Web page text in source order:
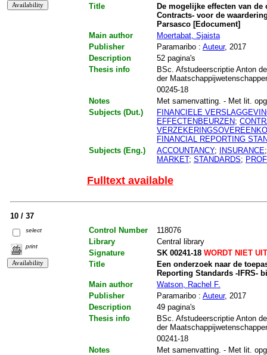
Title
De mogelijke effecten van
Contracts- voor de
Parsasco [Edocument]
Main author
Moertabat, Sjaista
Publisher
Paramaribo : Auteur, 2017
Description
52 pagina's
Thesis info
BSc. Afstudeerscriptie Anton
der
00245-18
Notes
Met samenvatting. - Met lit.
Subjects (Dut.)
FINANCIELE
EFFECTENBEURZEN;
FINANCIAL REPORTING
Subjects (Eng.)
ACCOUNTANCY; INSURANCE
MARKET; STANDARDS;
Fulltext available
10 / 37
select
print
Control Number
118076
Library
Central library
Signature
SK 00241-18WORDT NIET
Title
Een onderzoek naar de
Reporting Standards -IFRS-
Main author
Watson, Rachel F.
Publisher
Paramaribo : Auteur, 2017
Description
49 pagina's
Thesis info
BSc. Afstudeerscriptie Anton
der
00241-18
Notes
Met samenvatting. - Met lit.